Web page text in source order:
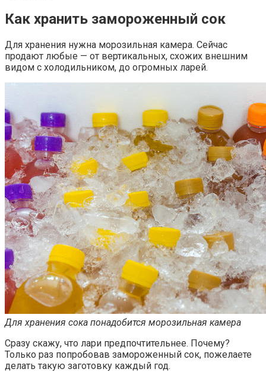
Как хранить замороженный сок
Для хранения нужна морозильная камера. Сейчас
продают любые — от вертикальных, схожих внешним
видом с холодильником, до огромных ларей.
Для хранения сока понадобится морозильная камера
Сразу скажу, что лари предпочтительнее. Почему?
Только раз попробовав замороженный сок, пожелаете
делать такую заготовку каждый год.